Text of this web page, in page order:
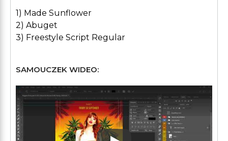
1) Made Sunflower
2) Abuget
3) Freestyle Script Regular
SAMOUCZEK WIDEO: